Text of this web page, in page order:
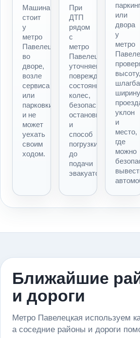
Машина
стоит
у
метро
Павелецкая,
во
дворе,
возле
сервиса
или
парковки
и не
может
уехать
своим
ходом.
При
ДТП
рядом
с
метро
Павелецкая
уточняем
повреждения,
состояние
колес,
безопасность
остановки
и
способ
погрузки
до
подачи
эвакуатора.
или
двора
у
метро
высоту,
ширину
уклон
и
место,
где
можно
Ближайшие
и дороги
Метро Павелецкая используем
а соседние районы и дороги